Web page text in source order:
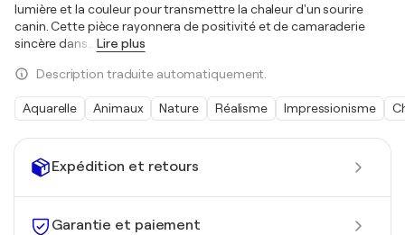
Expédition et retours
Garantie et paiement
lumière et la couleur pour transmettre la chaleur d'un sourire
canin. Cette pièce rayonnera de positivité et de camaraderie
sincère dans
Lire plus
Description traduite automatiquement.
Aquarelle Animaux Nature Réalisme Impressionisme